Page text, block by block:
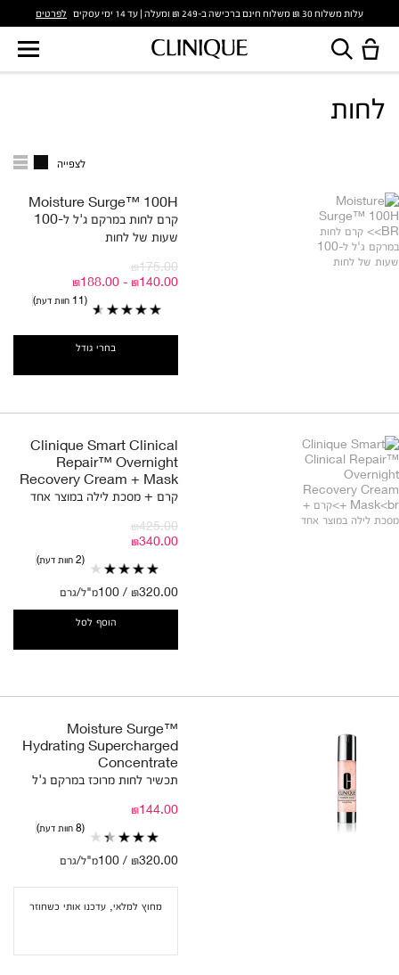
עלות משלוח 30 ₪ משלוח חינם ברכישה ב-249 ₪ ומעלה | עד 14 ימי עסקים לפרטים
לחות
לצפייה
Moisture Surge™ 100H
קרם לחות במרקם ג'ל ל-100
שעות של לחות
₪175.00
₪140.00 - ₪188.00
11 חוות דעת
בחרי גודל
Clinique Smart Clinical
Repair™ Overnight
Recovery Cream + Mask
קרם + מסכת לילה במוצר אחד
₪425.00
₪340.00
2 חוות דעת
₪320.00 / 100מ"ל/גרם
הוסף לסל
Moisture Surge™
Hydrating Supercharged
Concentrate
תכשיר לחות מרוכז במרקם ג'ל
₪144.00
8 חוות דעת
₪320.00 / 100מ"ל/גרם
מחוץ למלאי, עדכנו אותי כשחוזר